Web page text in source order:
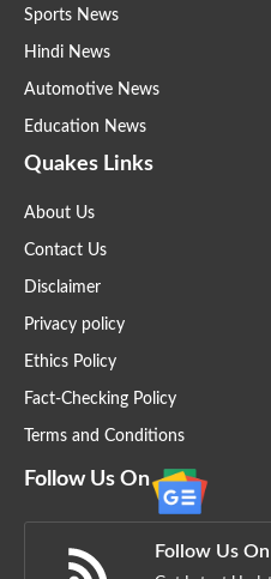
Sports News
Hindi News
Automotive News
Education News
Quakes Links
About Us
Contact Us
Disclaimer
Privacy policy
Ethics Policy
Fact-Checking Policy
Terms and Conditions
Follow Us On
Follow Us